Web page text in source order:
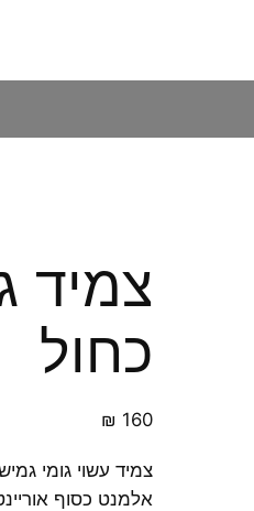
צמיד
כחול
₪ 160
צמיד עשוי גומי
אלמנט כסוף